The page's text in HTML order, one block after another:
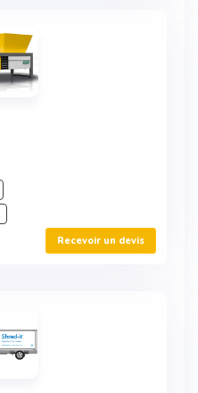
Recevoir un devis